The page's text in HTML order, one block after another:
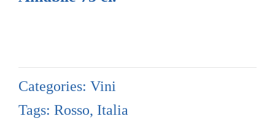
Categories: Vini
Tags: Rosso, Italia